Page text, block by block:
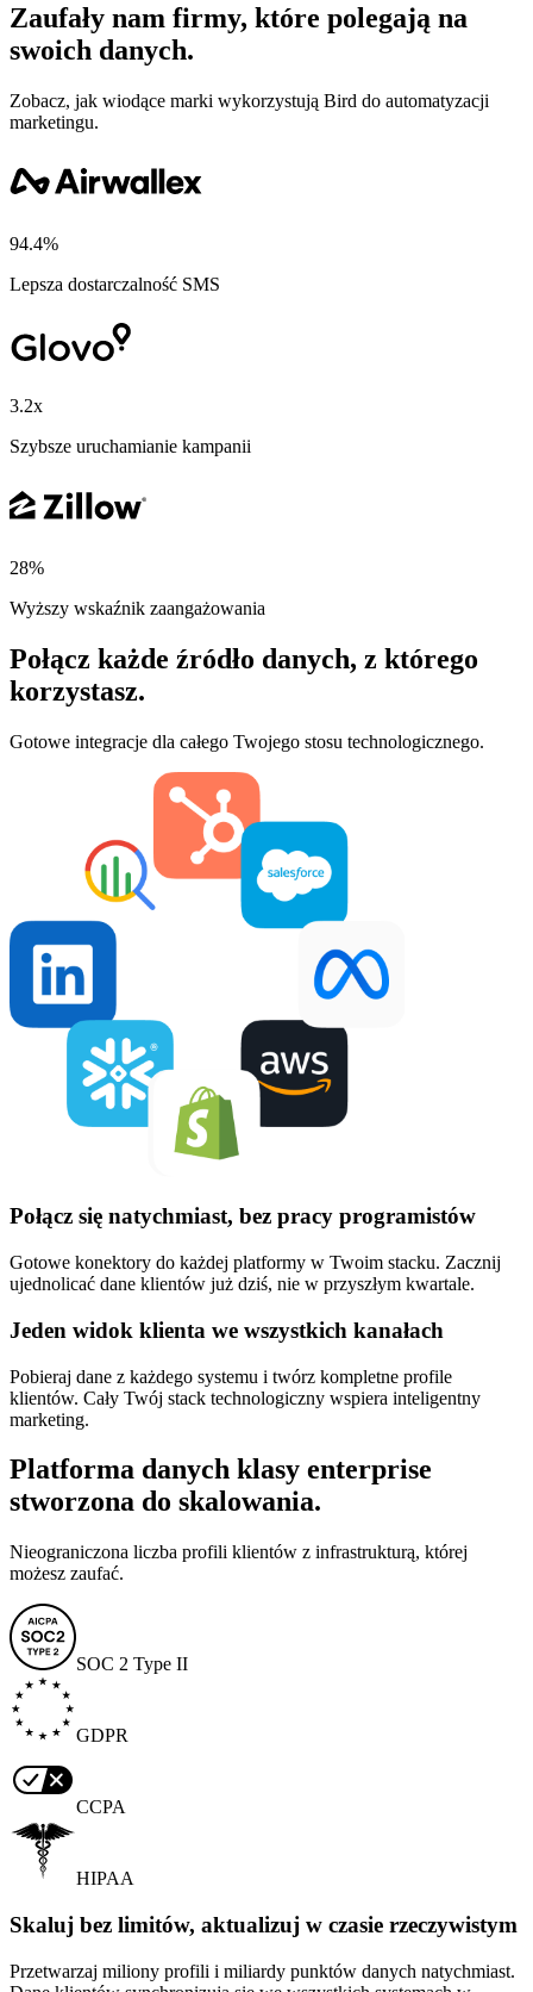
Zaufały nam firmy, które polegają na
swoich danych.
Zobacz, jak wiodące marki wykorzystują Bird do automatyzacji
marketingu.
94.4%
Lepsza dostarczalność SMS
3.2x
Szybsze uruchamianie kampanii
28%
Wyższy wskaźnik zaangażowania
Połącz każde źródło danych, z którego
korzystasz.
Gotowe integracje dla całego Twojego stosu technologicznego.
Połącz się natychmiast, bez pracy programistów
Gotowe konektory do każdej platformy w Twoim stacku. Zacznij
ujednolicać dane klientów już dziś, nie w przyszłym kwartale.
Jeden widok klienta we wszystkich kanałach
Pobieraj dane z każdego systemu i twórz kompletne profile
klientów. Cały Twój stack technologiczny wspiera inteligentny
marketing.
Platforma danych klasy enterprise
stworzona do skalowania.
Nieograniczona liczba profili klientów z infrastrukturą, której
możesz zaufać.
SOC 2 Type II
GDPR
CCPA
HIPAA
Skaluj bez limitów, aktualizuj w czasie rzeczywistym
Przetwarzaj miliony profili i miliardy punktów danych natychmiast.